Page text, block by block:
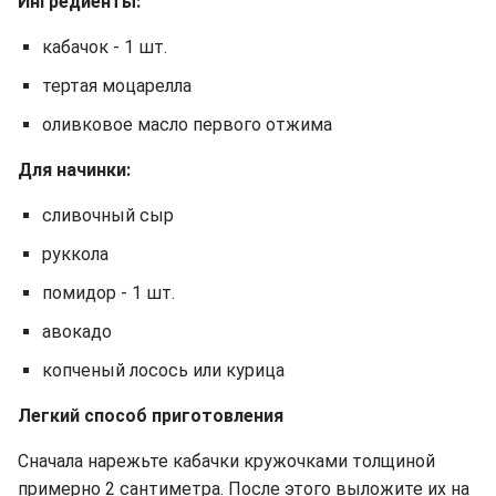
кабачок - 1 шт.
тертая моцарелла
оливковое масло первого отжима
Для начинки:
сливочный сыр
руккола
помидор - 1 шт.
авокадо
копченый лосось или курица
Легкий способ приготовления
Сначала нарежьте кабачки кружочками толщиной
примерно 2 сантиметра. После этого выложите их на